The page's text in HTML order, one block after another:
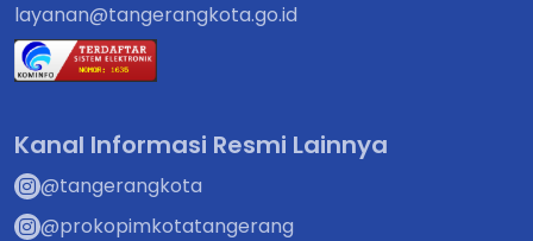
layanan@tangerangkota.go.id
Kanal Informasi Resmi Lainnya
@tangerangkota
@prokopimkotatangerang